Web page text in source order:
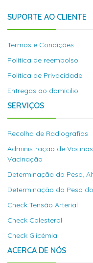
SUPORTE AO CLIENTE
Termos e Condições
Politica de reembolso
Política de Privacidade
Entregas ao domícilio
SERVIÇOS
Recolha de Radiografias
Administração de
Vacinação
Determinação do Peso,
Determinação do Peso
Check Tensão Arterial
Check Colesterol
Check Glicémia
ACERCA DE NÓS